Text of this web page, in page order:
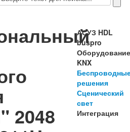
2048
АСУЗ HDL
buspro
KNX
решения
Сценический
свет
Интеграция